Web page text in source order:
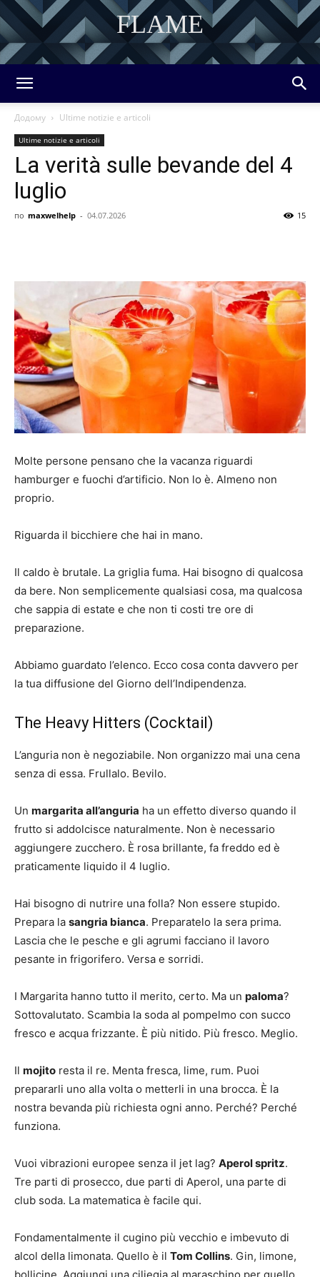
FLAME
DISCOVER THE ART OF PUBLISHING
Додому Ultime notizie e articoli
Ultime notizie e articoli
La verità sulle bevande del 4
luglio
по maxwelhelp - 04.07.2026 15
Molte persone pensano che la vacanza riguardi
hamburger e fuochi d’artificio. Non lo è. Almeno non
proprio.
Riguarda il bicchiere che hai in mano.
Il caldo è brutale. La griglia fuma. Hai bisogno di qualcosa
da bere. Non semplicemente qualsiasi cosa, ma qualcosa
che sappia di estate e che non ti costi tre ore di
preparazione.
Abbiamo guardato l’elenco. Ecco cosa conta davvero per
la tua diffusione del Giorno dell’Indipendenza.
The Heavy Hitters (Cocktail)
L’anguria non è negoziabile. Non organizzo mai una cena
senza di essa. Frullalo. Bevilo.
Un margarita all’anguria ha un effetto diverso quando il
frutto si addolcisce naturalmente. Non è necessario
aggiungere zucchero. È rosa brillante, fa freddo ed è
praticamente liquido il 4 luglio.
Hai bisogno di nutrire una folla? Non essere stupido.
Prepara la sangria bianca. Preparatelo la sera prima.
Lascia che le pesche e gli agrumi facciano il lavoro
pesante in frigorifero. Versa e sorridi.
I Margarita hanno tutto il merito, certo. Ma un paloma?
Sottovalutato. Scambia la soda al pompelmo con succo
fresco e acqua frizzante. È più nitido. Più fresco. Meglio.
Il mojito resta il re. Menta fresca, lime, rum. Puoi
prepararli uno alla volta o metterli in una brocca. È la
nostra bevanda più richiesta ogni anno. Perché? Perché
funziona.
Vuoi vibrazioni europee senza il jet lag? Aperol spritz.
Tre parti di prosecco, due parti di Aperol, una parte di
club soda. La matematica è facile qui.
Fondamentalmente il cugino più vecchio e imbevuto di
alcol della limonata. Quello è il Tom Collins. Gin, limone,